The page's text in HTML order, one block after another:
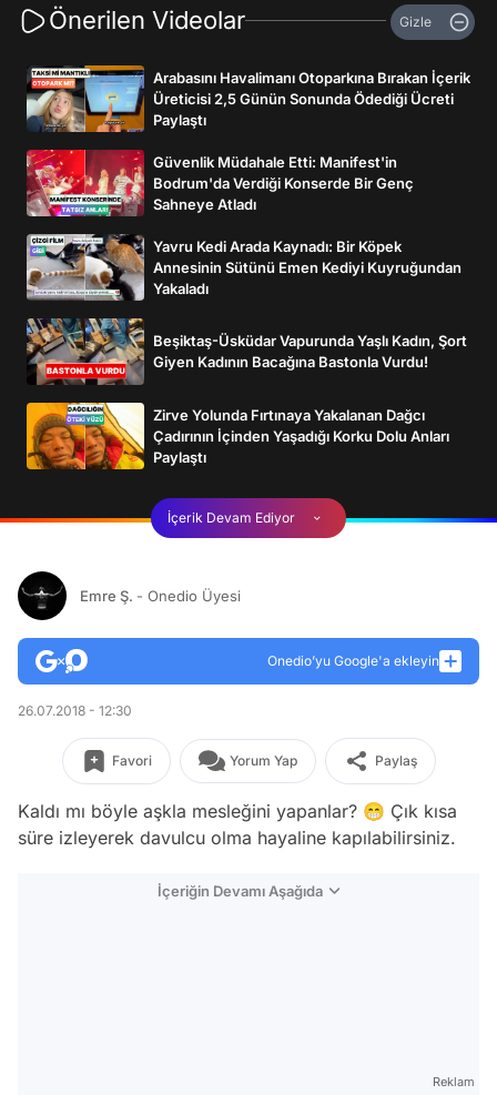
Önerilen Videolar Gizle
Arabasını Havalimanı Otoparkına Bırakan İçerik
Üreticisi 2,5 Günün Sonunda Ödediği Ücreti
Paylaştı
Güvenlik Müdahale Etti: Manifest'in
Bodrum'da Verdiği Konserde Bir Genç
Sahneye Atladı
Yavru Kedi Arada Kaynadı: Bir Köpek
Annesinin Sütünü Emen Kediyi Kuyruğundan
Yakaladı
Beşiktaş-Üsküdar Vapurunda Yaşlı Kadın, Şort
Giyen Kadının Bacağına Bastonla Vurdu!
Zirve Yolunda Fırtınaya Yakalanan Dağcı
Çadırının İçinden Yaşadığı Korku Dolu Anları
Paylaştı
İçerik Devam Ediyor
Emre Ş. - Onedio Üyesi
Onedio’yu Google'a ekleyin
26.07.2018 - 12:30
Favori Yorum Yap Paylaş
Kaldı mı böyle aşkla mesleğini yapanlar? 😁 Çık kısa
süre izleyerek davulcu olma hayaline kapılabilirsiniz.
İçeriğin Devamı Aşağıda
Reklam